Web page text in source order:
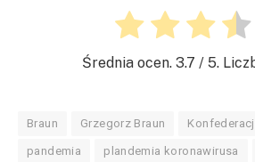
Średnia ocen. 3.7 / 5.
Braun Grzegorz Braun
pandemia plandemia koronawirusa